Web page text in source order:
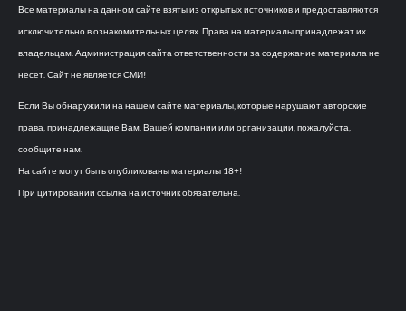
Все материалы на данном сайте взяты из открытых источников и предоставляются
исключительно в ознакомительных целях. Права на материалы принадлежат их
владельцам. Администрация сайта ответственности за содержание материала не
несет. Сайт не является СМИ!
Если Вы обнаружили на нашем сайте материалы, которые нарушают авторские
права, принадлежащие Вам, Вашей компании или организации, пожалуйста,
сообщите нам.
На сайте могут быть опубликованы материалы 18+!
При цитировании ссылка на источник обязательна.